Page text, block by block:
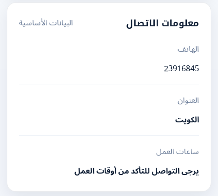
معلومات الاتصال
البيانات الأساسية
الهاتف
23916845
العنوان
الكويت
ساعات العمل
يرجى التواصل للتأكد من أوقات العمل